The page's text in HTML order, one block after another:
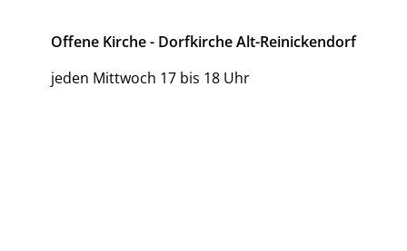
Offene Kirche - Dorfkirche Alt-Reinickendorf
jeden Mittwoch 17 bis 18 Uhr